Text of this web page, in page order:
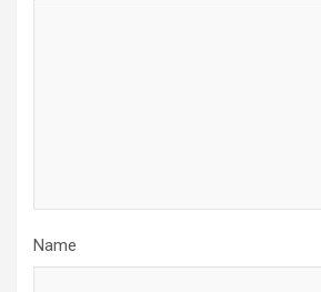
Name